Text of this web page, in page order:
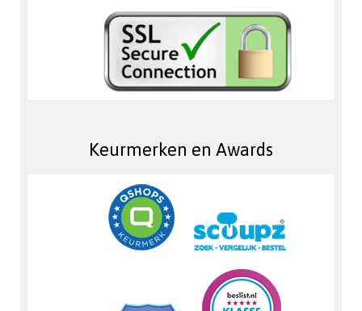
Keurmerken en Awards